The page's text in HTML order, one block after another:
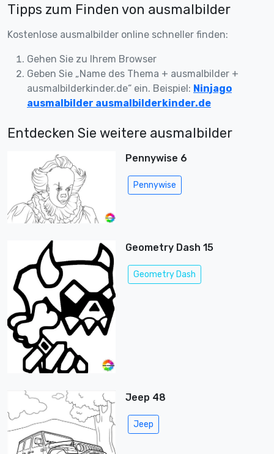
Tipps zum Finden von ausmalbilder
Kostenlose ausmalbilder online schneller finden:
Gehen Sie zu Ihrem Browser
Geben Sie „Name des Thema + ausmalbilder +
ausmalbilderkinder.de“ ein. Beispiel: Ninjago
ausmalbilder ausmalbilderkinder.de
Entdecken Sie weitere ausmalbilder
Pennywise 6
Pennywise
Geometry Dash 15
Geometry Dash
Jeep 48
Jeep